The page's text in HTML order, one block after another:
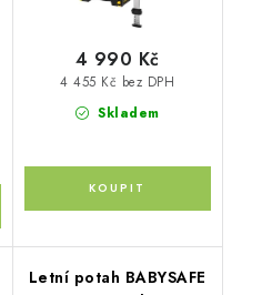
Skladem
4 455 Kč bez DPH
4 990 Kč
Letní potah BABYSAFE